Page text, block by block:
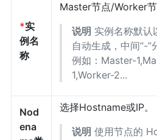
*实
例名
称
Master节点/Worker节
说明 实例名称默认
自动生成，中间“-”
例如：Master-
1,Worker-2...
Nod
ena
选择Hostname或IP。
说明 使用节点的